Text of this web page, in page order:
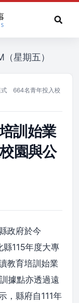
星期五）
式 664名青年投入校
訓始業
園與公
政府於今
縣115年度大專
教育培訓始業
據點亦透過遠
，縣府自111年